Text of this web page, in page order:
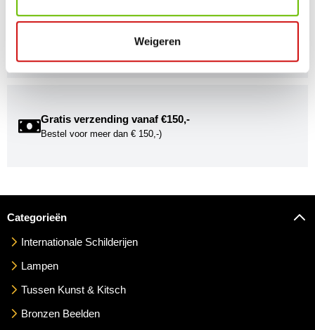
Weigeren
Kunstuwel Community
exclusieve uitnodigingen voor exposities én ontdek de
Gratis verzending vanaf €150,-
Bestel voor meer dan € 150,-)
Categorieën
Internationale Schilderijen
Lampen
Tussen Kunst & Kitsch
Bronzen Beelden